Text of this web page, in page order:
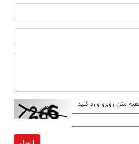
متن روبرو وارد کنید